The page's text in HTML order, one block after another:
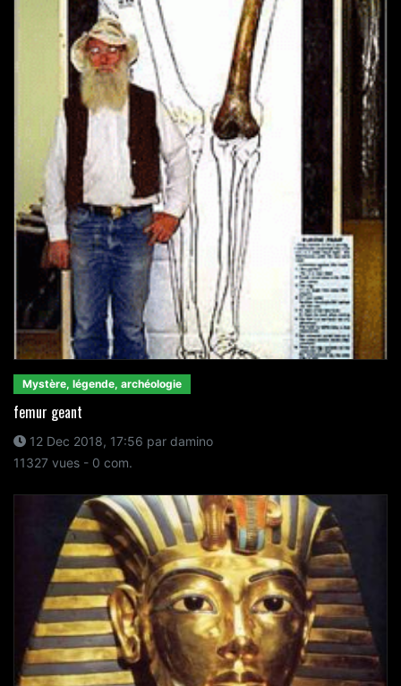
Mystère, légende, archéologie
femur geant
12 Dec 2018, 17:56 par damino
11327 vues - 0 com.